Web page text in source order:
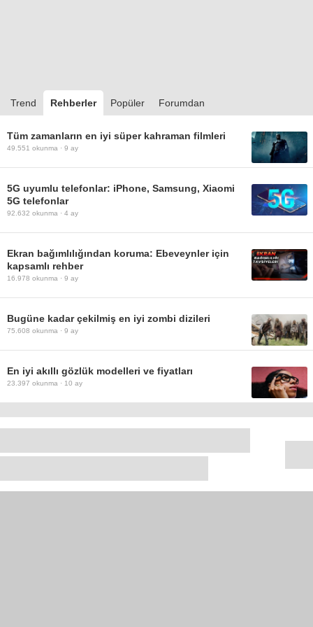
Trend Rehberler Popüler Forumdan
Tüm zamanların en iyi süper kahraman filmleri
49.551 okunma · 9 ay
5G uyumlu telefonlar: iPhone, Samsung, Xiaomi
5G telefonlar
92.632 okunma · 4 ay
Ekran bağımlılığından koruma: Ebeveynler için
kapsamlı rehber
16.978 okunma · 9 ay
Bugüne kadar çekilmiş en iyi zombi dizileri
75.608 okunma · 9 ay
En iyi akıllı gözlük modelleri ve fiyatları
23.397 okunma · 10 ay